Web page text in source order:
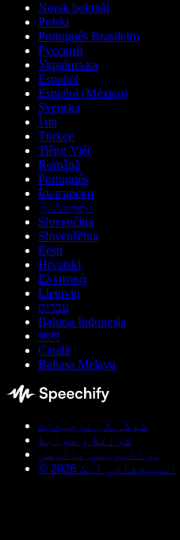
Norsk bokmål
Polski
Português Brasileiro
Русский
Українська
Español
Español (México)
Svenska
ไทย
Türkçe
Tiếng Việt
Română
Português
Български
ქართული
Slovenčina
Slovenščina
Eesti
Hrvatski
Ελληνικά
Lietuvių
עברית
Bahasa Indonesia
বাংলা
Català
Bahasa Melayu
کوکی کی ترجیحات
شرائط و ضوابط
پرائیویسی پالیسی
© اسپیچفائی انک 2026